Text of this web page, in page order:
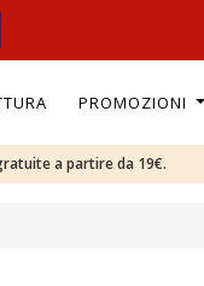
PROMOZIONI
a partire da 19€.